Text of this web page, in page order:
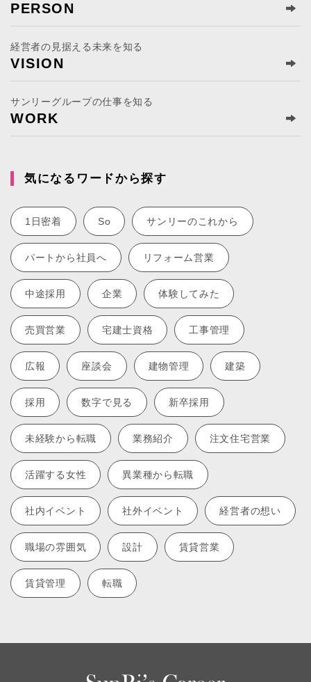
PERSON
経営者の見据える未来を知る
VISION
サンリーグループの仕事を知る
WORK
気になるワードから探す
1日密着 So サンリーのこれから
パートから社員へ リフォーム営業
中途採用 企業 体験してみた
売買営業 宅建士資格 工事管理
広報 座談会 建物管理 建築
採用 数字で見る 新卒採用
未経験から転職 業務紹介 注文住宅営業
活躍する女性 異業種から転職
社内イベント 社外イベント 経営者の想い
職場の雰囲気 設計 賃貸営業
賃貸管理 転職